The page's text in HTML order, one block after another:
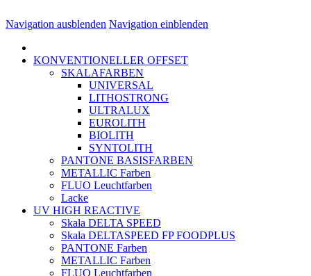
Navigation ausblenden Navigation einblenden
KONVENTIONELLER OFFSET
SKALAFARBEN
UNIVERSAL
LITHOSTRONG
ULTRALUX
EUROLITH
BIOLITH
SYNTOLITH
PANTONE BASISFARBEN
METALLIC Farben
FLUO Leuchtfarben
Lacke
UV HIGH REACTIVE
Skala DELTA SPEED
Skala DELTASPEED FP FOODPLUS
PANTONE Farben
METALLIC Farben
FLUO Leuchtfarben